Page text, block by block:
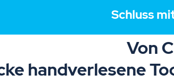
Schluss
Von
handverlesene